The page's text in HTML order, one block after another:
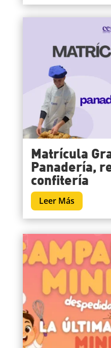
Matrícula
Panadería,
confitería
Leer Más